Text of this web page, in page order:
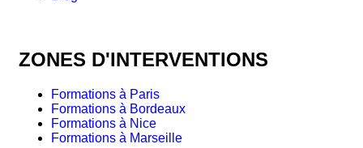
ZONES D'INTERVENTIONS
Formations à Paris
Formations à Bordeaux
Formations à Nice
Formations à Marseille